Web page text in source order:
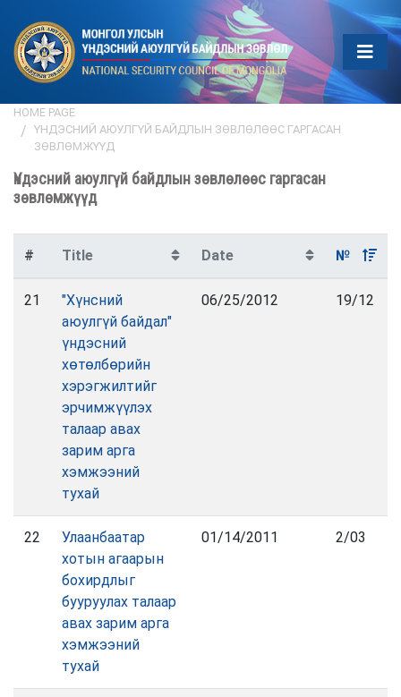
HOME PAGE
ҮНДЭСНИЙ АЮУЛГҮЙ БАЙДЛЫН ЗӨВЛӨЛӨӨС ГАРГАСАН
ЗӨВЛӨМЖҮҮД
Үндэсний аюулгүй байдлын зөвлөлөөс гаргасан
зөвлөмжүүд
# Title Date №
21
"Хүнсний
аюулгүй байдал"
үндэсний
хөтөлбөрийн
хэрэгжилтийг
эрчимжүүлэх
талаар авах
зарим арга
хэмжээний
тухай
06/25/2012 19/12
22
Улаанбаатар
хотын агаарын
бохирдлыг
бууруулах талаар
авах зарим арга
хэмжээний
тухай
01/14/2011 2/03